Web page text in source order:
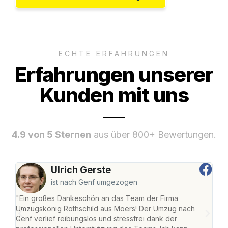
ECHTE ERFAHRUNGEN
Erfahrungen unserer
Kunden mit uns
4.9 von 5 Sternen aus über 800+ Bewertungen.
Ulrich Gerste
ist nach Genf umgezogen
"Ein großes Dankeschön an das Team der Firma
Umzugskönig Rothschild aus Moers! Der Umzug nach
Genf verlief reibungslos und stressfrei dank der